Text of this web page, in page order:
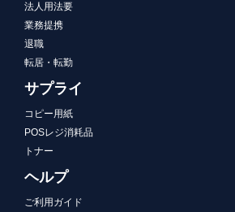
法人用法要
業務提携
退職
転居・転勤
サプライ
コピー用紙
POSレジ消耗品
トナー
ヘルプ
ご利用ガイド